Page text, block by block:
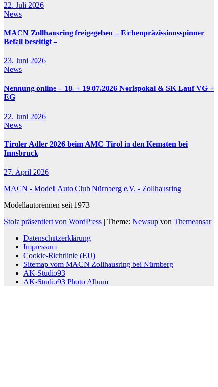
22. Juli 2026
News
MACN Zollhausring freigegeben – Eichenpräzissionsspinner
Befall beseitigt –
23. Juni 2026
News
Nennung online – 18. + 19.07.2026 Norispokal & SK Lauf VG +
EG
22. Juni 2026
News
Tiroler Adler 2026 beim AMC Tirol in den Kematen bei
Innsbruck
27. April 2026
MACN - Modell Auto Club Nürnberg e.V. - Zollhausring
Modellautorennen seit 1973
Stolz präsentiert von WordPress | Theme: Newsup von Themeansar
Datenschutzerklärung
Impressum
Cookie-Richtlinie (EU)
Sitemap vom MACN Zollhausring bei Nürnberg
AK-Studio93
AK-Studio93 Photo Album